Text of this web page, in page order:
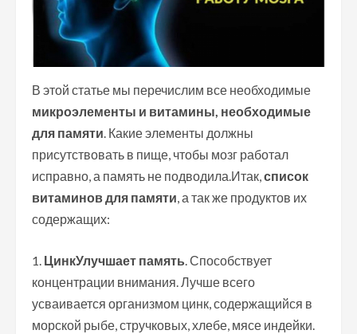
В этой статье мы перечислим все необходимые
микроэлементы и витамины, необходимые
для памяти. Какие элементы должны
присутствовать в пище, чтобы мозг работал
исправно, а память не подводила.Итак,список
витаминов для памяти, а так же продуктов их
содержащих:
ЦинкУлучшает память. Способствует
концентрации внимания. Лучше всего
усваивается организмом цинк, содержащийся в
морской рыбе, стручковых, хлебе, мясе индейки.